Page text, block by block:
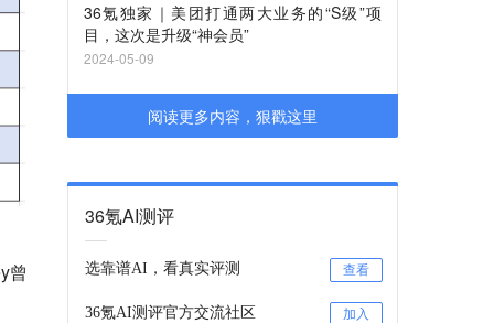
曾
36氪独家｜美团打通两大业务的“S级”项
目，这次是升级“神会员”
2024-05-09
阅读更多内容，狠戳这里
36氪AI测评
选靠谱AI，看真实评测 查看
36氪AI测评官方交流社区 加入